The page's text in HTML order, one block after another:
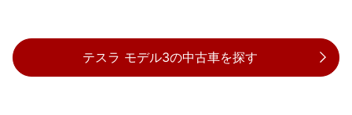
テスラ モデル3の中古車を探す